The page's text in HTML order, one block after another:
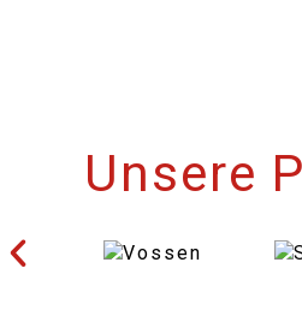
Unsere